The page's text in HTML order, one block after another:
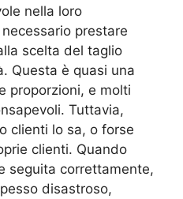
nella loro
prestare
scelta del taglio
Questa è quasi una
proporzioni, e molti
Tuttavia,
clienti lo sa, o forse
clienti. Quando
seguita correttamente,
disastroso,